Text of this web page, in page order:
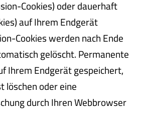
Cookies) oder dauerhaft
auf Ihrem Endgerät
Cookies werden nach Ende
gelöscht. Permanente
Ihrem Endgerät gespeichert,
löschen oder eine
durch Ihren Webbrowser